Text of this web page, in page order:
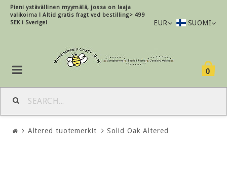
Pieni ystävällinen myymälä, jossa on laaja
valikoima ! Altid gratis fragt ved bestilling> 499
SEK i Sverige!
EUR SUOMI
0
Altered tuotemerkit Solid Oak Altered